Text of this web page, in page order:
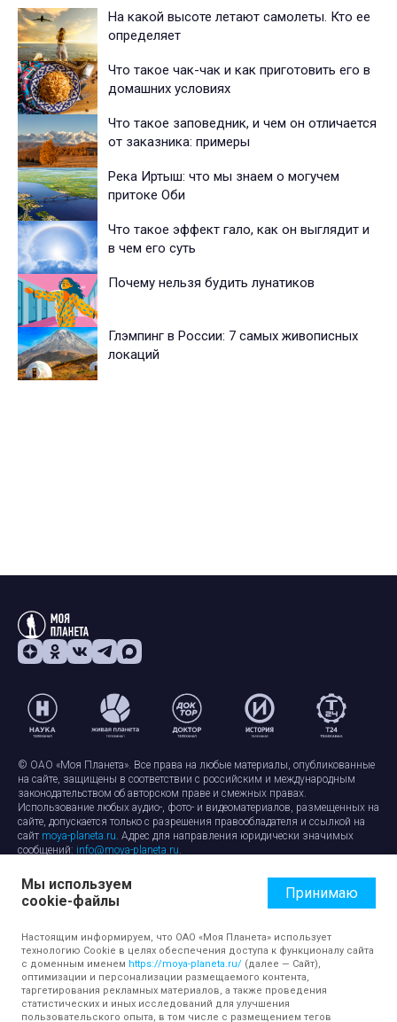
На какой высоте летают самолеты. Кто ее
определяет
Что такое чак-чак и как приготовить его в
домашних условиях
Что такое заповедник, и чем он отличается
от заказника: примеры
Река Иртыш: что мы знаем о могучем
притоке Оби
Что такое эффект гало, как он выглядит и
в чем его суть
Почему нельзя будить лунатиков
Глэмпинг в России: 7 самых живописных
локаций
© ОАО «Моя Планета». Все права на любые материалы, опубликованные
на сайте, защищены в соответствии с российским и международным
законодательством об авторском праве и смежных правах.
Использование любых аудио-, фото- и видеоматериалов, размещенных на
сайте, допускается только с разрешения правообладателя и ссылкой на
сайт moya-planeta.ru. Адрес для направления юридически значимых
сообщений: info@moya-planeta.ru.
Правила сайтаРабота с cookie-файлами
Защита персональных данных
Обработка персональных данных
Мы используем
cookie-файлы
Принимаю
Настоящим информируем, что ОАО «Моя Планета» использует
технологию Cookie в целях обеспечения доступа к функционалу сайта
с доменным именем https://moya-planeta.ru/ (далее — Сайт),
оптимизации и персонализации размещаемого контента,
таргетирования рекламных материалов, а также проведения
статистических и иных исследований для улучшения
пользовательского опыта, в том числе с размещением тегов